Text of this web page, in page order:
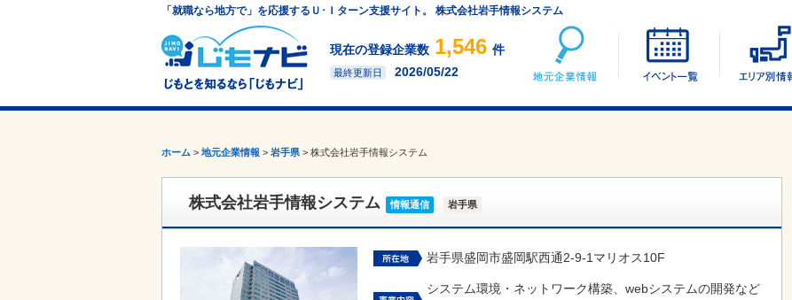
「就職なら地方で」を応援するＵ･Ｉターン支援サイト。 株式会社岩手情報システム
現在の登録企業数 1,546 件
最終更新日 2026/05/22
地元企業情報 イベント一覧
ホーム > 地元企業情報 > 岩手県 > 株式会社岩手情報システム
株式会社岩手情報システム 情報通信 岩手県
岩手県盛岡市盛岡駅西通2-9-1マリオス10F
システム環境・ネットワーク構築、webシステムの開発など